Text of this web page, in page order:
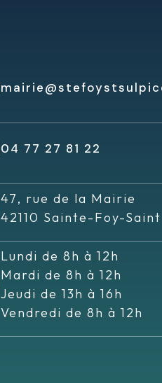
04 77 27 81 22
47, rue de la Mairie
42110 Sainte-Foy-
Lundi de 8h à 12h
Mardi de 8h à 12h
Jeudi de 13h à 16h
Vendredi de 8h à 12h